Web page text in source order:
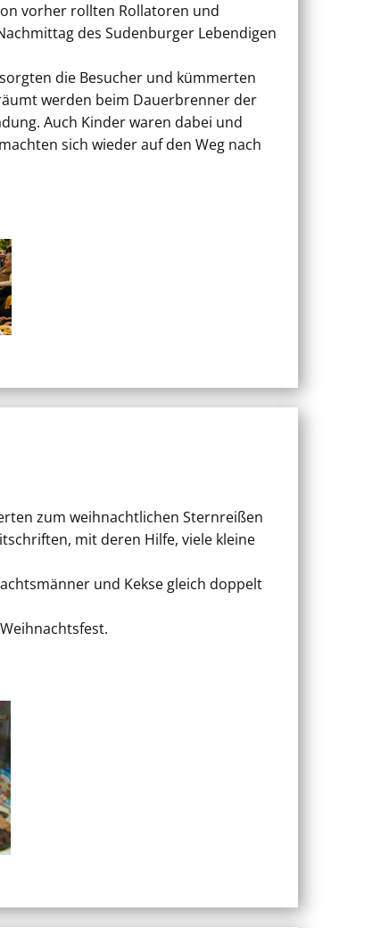
vorher rollten Rollatoren und
des Sudenburger Lebendigen
die Besucher und kümmerten
werden beim Dauerbrenner der
Auch Kinder waren dabei und
sich wieder auf den Weg nach
zum weihnachtlichen Sternreißen
mit deren Hilfe, viele kleine
und Kekse gleich doppelt